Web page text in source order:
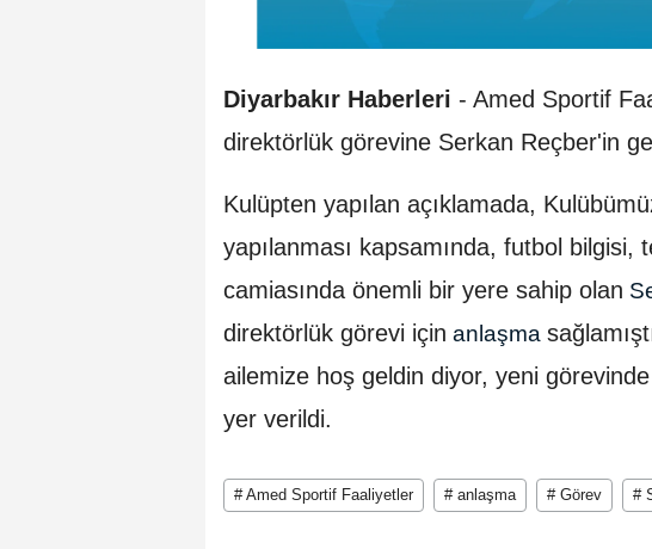
Diyarbakır Haberleri - Amed Sportif
direktörlük görevine Serkan Reçber'in
Kulüpten yapılan açıklamada,
yapılanması kapsamında, futbol bilgisi,
camiasında önemli bir yere sahip olan
direktörlük görevi için anlaşma
ailemize hoş geldin diyor, yeni
yer verildi.
# Amed Sportif Faaliyetler # anlaşma # Görev #